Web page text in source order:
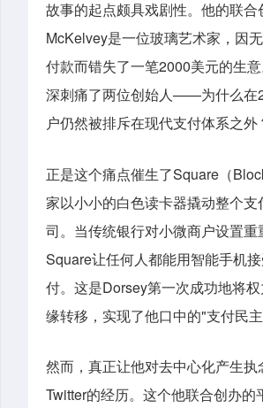
故事的起点颇具戏剧性。他的联合
McKelvey是一位玻璃艺术家，因
付款而错失了一笔2000美元的生
深刺痛了两位创始人——为什么在
户仍然被排斥在现代支付体系之外
正是这个痛点催生了Square （
家以小小的白色读卡器撬动整个支
司。当传统银行对小微商户设置重
Square让任何人都能用智能手机
付。这是Dorsey第一次成功地将
缘转移，实现了他口中的"支付民
然而，真正让他对去中心化产生执
Twitter的经历。这个他联合创办的